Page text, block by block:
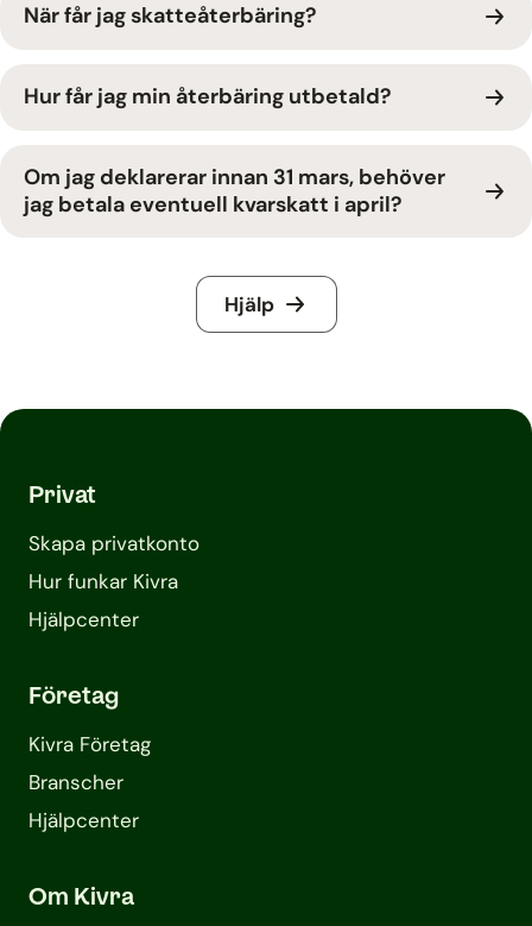
När får jag skatteåterbäring?
Hur får jag min återbäring utbetald?
Om jag deklarerar innan 31 mars, behöver
jag betala eventuell kvarskatt i april?
Hjälp
Privat
Skapa privatkonto
Hur funkar Kivra
Hjälpcenter
Företag
Kivra Företag
Branscher
Hjälpcenter
Om Kivra